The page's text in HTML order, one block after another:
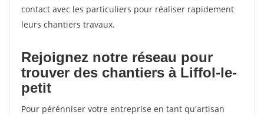
contact avec les particuliers pour réaliser rapidement
leurs chantiers travaux.
Rejoignez notre réseau pour
trouver des chantiers à Liffol-le-
petit
Pour pérénniser votre entreprise en tant qu'artisan